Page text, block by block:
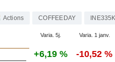
Actions COFFEEDAY
Varia. 5j. Varia. 1 janv.
+6,19 % -10,52 %